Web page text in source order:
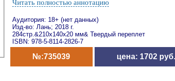
Читать полностью аннотацию
Аудитория: 18+ (нет данных)
Изд-во: Лань; 2018 г.
284стр.&210x140x20 мм& Твердый переплет
ISBN: 978-5-8114-2826-7
№:735039 цена: 1702 руб.